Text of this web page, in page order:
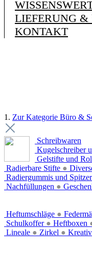
LIEFERUNG &
KONTAKT
1. Zur Kategorie Büro &
Schreibwaren
Kugelschreiber
Gelstifte und
Radierbare Stifte ●
Radiergummis und Spitzer
Nachfüllungen ●
Heftumschläge ●
Schulkoffer ● Heftboxen
Lineale ● Zirkel ●